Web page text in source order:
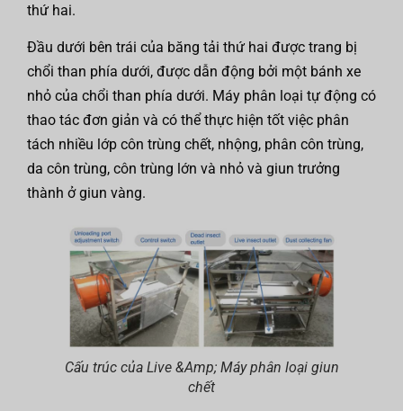
thứ hai.
Đầu dưới bên trái của băng tải thứ hai được trang bị
chổi than phía dưới, được dẫn động bởi một bánh xe
nhỏ của chổi than phía dưới. Máy phân loại tự động có
thao tác đơn giản và có thể thực hiện tốt việc phân
tách nhiều lớp côn trùng chết, nhộng, phân côn trùng,
da côn trùng, côn trùng lớn và nhỏ và giun trưởng
thành ở giun vàng.
Cấu trúc của Live &Amp; Máy phân loại giun
chết